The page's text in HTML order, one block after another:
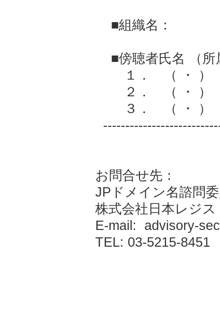
■組織名：
■傍聴者氏名 （所
１． （ ・ ）
２． （ ・ ）
３． （ ・ ）
お問合せ先：
JPドメイン名諮問
株式会社日本レジ
E-mail: advisory-
TEL: 03-5215-8451